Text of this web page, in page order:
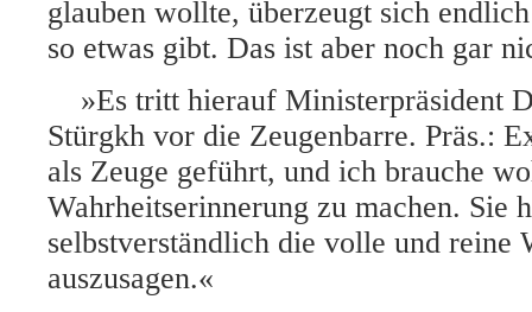
glauben wollte, überzeugt sich
so etwas gibt. Das ist aber noch gar
»Es tritt hierauf Ministerpräsident
Stürgkh vor die Zeugenbarre. Präs.:
als Zeuge geführt, und ich brauche
Wahrheitserinnerung zu machen. Sie
selbstverständlich die volle und reine
auszusagen.«